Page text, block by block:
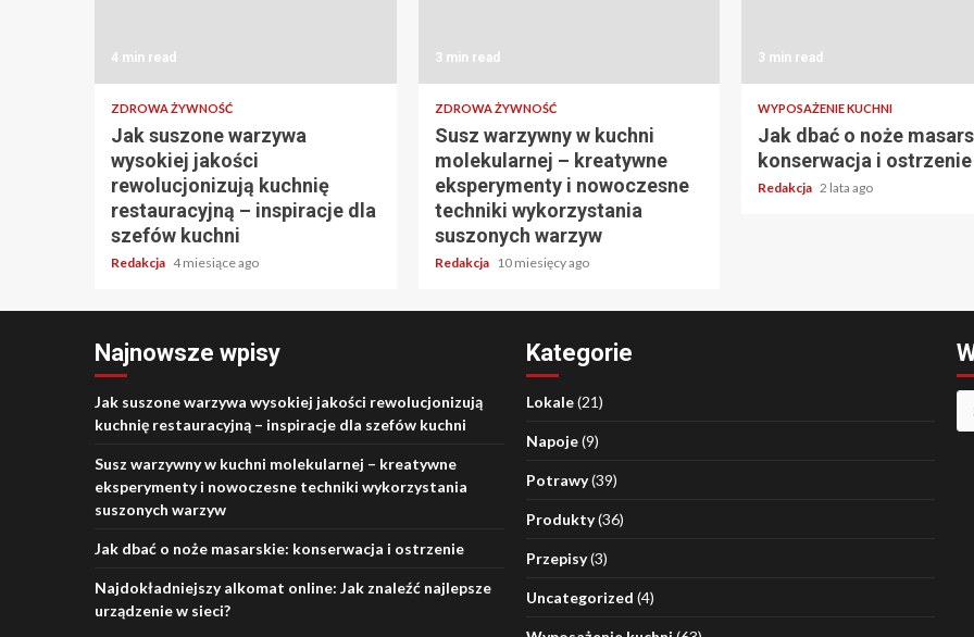
4 min read
ZDROWA ŻYWNOŚĆ
Jak suszone warzywa
wysokiej jakości
rewolucjonizują kuchnię
restauracyjną – inspiracje dla
szefów kuchni
Redakcja 4 miesiące ago
3 min read
ZDROWA ŻYWNOŚĆ
Susz warzywny w kuchni
molekularnej – kreatywne
eksperymenty i nowoczesne
techniki wykorzystania
suszonych warzyw
Redakcja 10 miesięcy ago
3 min read
WYPOSAŻENIE KUCHNI
Jak dbać o noże
konserwacja i ostrzenie
Redakcja 2 lata ago
Najnowsze wpisy
Jak suszone warzywa wysokiej jakości rewolucjonizują
kuchnię restauracyjną – inspiracje dla szefów kuchni
Susz warzywny w kuchni molekularnej – kreatywne
eksperymenty i nowoczesne techniki wykorzystania
suszonych warzyw
Jak dbać o noże masarskie: konserwacja i ostrzenie
Najdokładniejszy alkomat online: Jak znaleźć najlepsze
urządzenie w sieci?
Kategorie
Lokale(21)
Napoje(9)
Potrawy(39)
Produkty(36)
Przepisy(3)
Uncategorized (4)